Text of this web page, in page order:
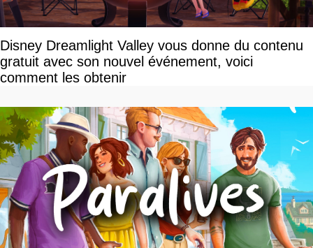
Disney Dreamlight Valley vous donne du contenu
gratuit avec son nouvel événement, voici
comment les obtenir